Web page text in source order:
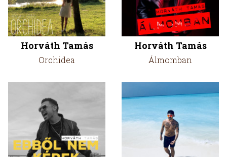
Horváth Tamás
Orchidea
Horváth Tamás
Álmomban